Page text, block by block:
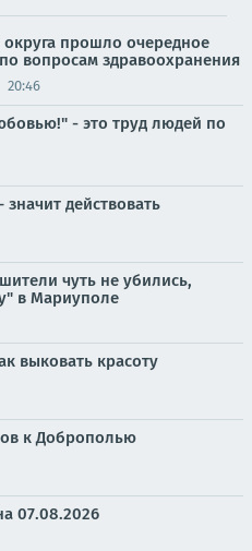
прошло очередное
вопросам здравоохранения
20:46
- это труд людей по
действовать
чуть не убились,
в Мариуполе
выковать красоту
к Доброполью
07.08.2026